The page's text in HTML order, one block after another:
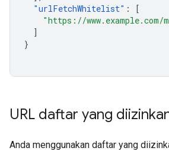
"urlFetchWhitelist" :
[
"https://www.example.com/
]
}
URL daftar yang
Anda menggunakan daftar yang